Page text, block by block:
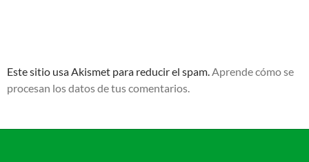
Este sitio usa Akismet para reducir el spam.Aprende cómo se
procesan los datos de tus comentarios.